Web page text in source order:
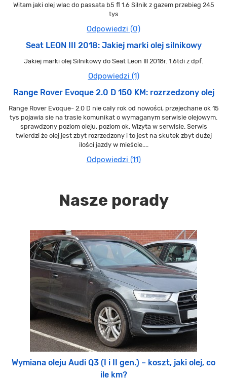
Witam jaki olej wlac do passata b5 fl 1.6 Silnik z gazem przebieg 245
tys
Odpowiedzi (0)
Seat LEON III 2018: Jakiej marki olej silnikowy
Jakiej marki olej Silnikowy do Seat Leon III 2018r. 1.6tdi z dpf.
Odpowiedzi (1)
Range Rover Evoque 2.0 D 150 KM: rozrzedzony olej
Range Rover Evoque- 2.0 D nie cały rok od nowości, przejechane ok 15
tys pojawia sie na trasie komunikat o wymaganym serwisie olejowym.
sprawdzony poziom oleju, poziom ok. Wizyta w serwisie. Serwis
twierdzi że olej jest zbyt rozrzedzony i to jest na skutek zbyt dużej
ilości jazdy w mieście....
Odpowiedzi (11)
Nasze porady
Wymiana oleju Audi Q3 (I i II gen.) – koszt, jaki olej, co
ile km?